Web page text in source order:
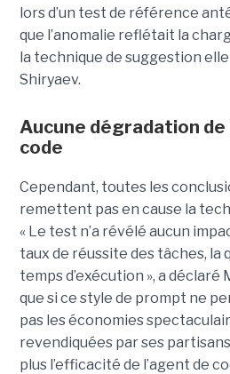
lors d’un test de référence
que l’anomalie reflétait la
la technique de suggestion
Shiryaev.
Aucune dégradation de
code
Cependant, toutes les
remettent pas en cause la
« Le test n’a révélé aucun
taux de réussite des tâches, la
temps d’exécution », a déclaré
que si ce style de prompt ne
pas les économies
revendiquées par ses
plus l’efficacité de l’agent de